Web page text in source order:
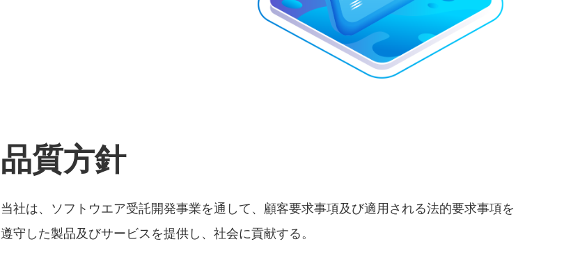
品質方針
当社は、ソフトウエア受託開発事業を通して、顧客要求事項及び適用される法的要求事項を
遵守した製品及びサービスを提供し、社会に貢献する。